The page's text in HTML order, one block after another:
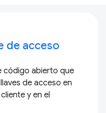
de acceso
código abierto que
de acceso en
y en el